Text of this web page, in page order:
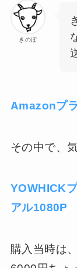
きのぽ
Amazonプ
その中で、
YOWHICK
アル1080P
購入当時は